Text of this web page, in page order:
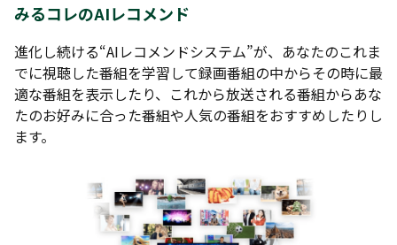
みるコレのAIレコメンド
進化し続ける“AIレコメンドシステム”が、あなたのこれま
でに視聴した番組を学習して録画番組の中からその時に最
適な番組を表示したり、これから放送される番組からあな
たのお好みに合った番組や人気の番組をおすすめしたりし
ます。